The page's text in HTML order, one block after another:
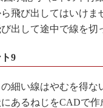
飛び出してはいけま
出して途中で線を切
9
細い線はやむを得な
あるねじをCADで